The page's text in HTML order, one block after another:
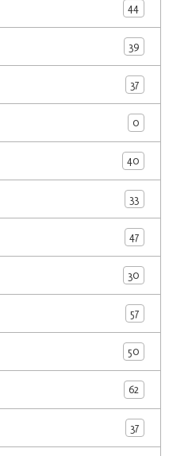
44
39
37
0
40
33
47
30
57
50
62
37